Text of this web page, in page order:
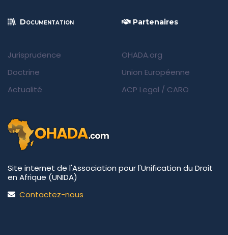
Documentation
Jurisprudence
Doctrine
Actualité
Partenaires
OHADA.org
Union Européenne
ACP Legal / CARO
Site internet de l'Association pour l'Unification du Droit
en Afrique (UNIDA)
Contactez-nous